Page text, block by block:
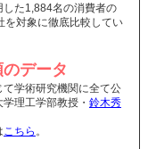
した1,884名の消費者の
を対象に徹底比較してい
データ
て学術研究機関に全て公
理工学部教授・ 鈴木秀
こちら 。